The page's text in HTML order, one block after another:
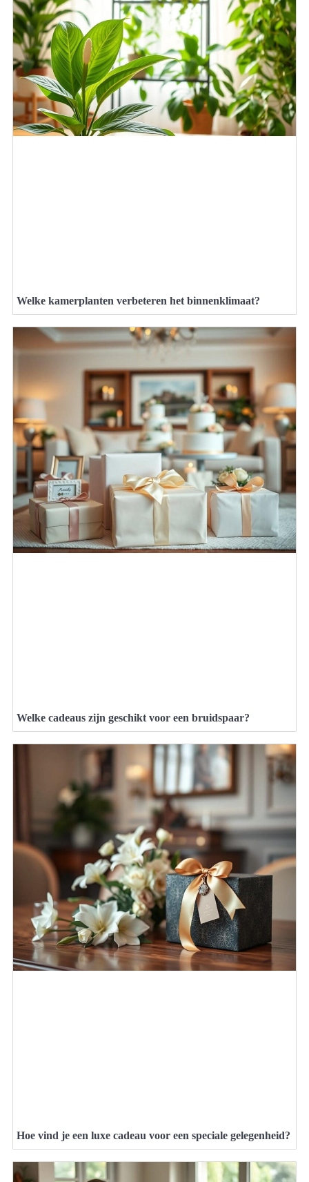
Welke kamerplanten verbeteren het binnenklimaat?
Welke cadeaus zijn geschikt voor een bruidspaar?
Hoe vind je een luxe cadeau voor een speciale gelegenheid?